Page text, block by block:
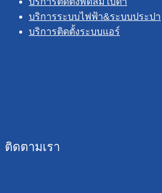
บริการระบบไฟฟ้า&ระบบประปา
บริการติดตั้งระบบแอร์
ติดตามเรา